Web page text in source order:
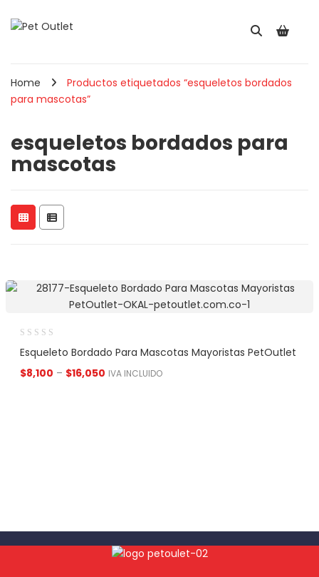
Home
Productos etiquetados “esqueletos bordados
para mascotas”
esqueletos bordados para
mascotas
Esqueleto Bordado Para Mascotas Mayoristas PetOutlet
$8,100 – $16,050 IVA INCLUIDO